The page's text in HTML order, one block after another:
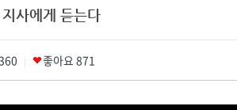
생명쌀 대청호마라톤
콘텐츠 Hub
행사 아카이빙
사에게 듣는다
좋아요871